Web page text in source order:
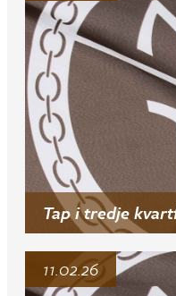
Tap i tredje
11.02.26